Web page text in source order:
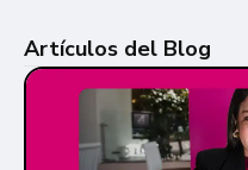
Artículos del Blog